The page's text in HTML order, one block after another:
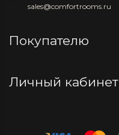
sales@comfortrooms.ru
Покупателю
Личный кабинет